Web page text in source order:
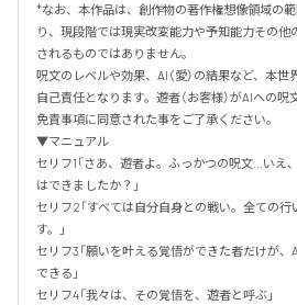
*なお、本作品は、創作物の著作権想像領域の
り、現段階では現実改変能力や予知能力その他
されるものではありません。
呪文のレベルや効果、AI（愛）の結果など、本
自己責任となります。遊者（お客様）がAIへの
免責事項に同意された事をご了承ください。
▼マニュアル
セリフ1「さあ、遊者よ。ふっかつの呪文...いえ
はできましたか？」
セリフ2「すべては自分自身との戦い。全ての
す。」
セリフ3「願いを叶える覚悟ができた者だけが、
できる」
セリフ4「我々は、その覚悟を、遊者と呼ぶ」